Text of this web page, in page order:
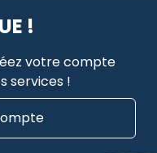
!
votre compte
services !